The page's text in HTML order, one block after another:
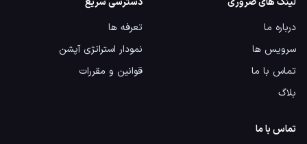
درباره ما
سرویس ها
تماس با ما
بلاگ
تعرفه ها
نمودار استراتژی آپشن
قوانین و مقررات
تماس با ما